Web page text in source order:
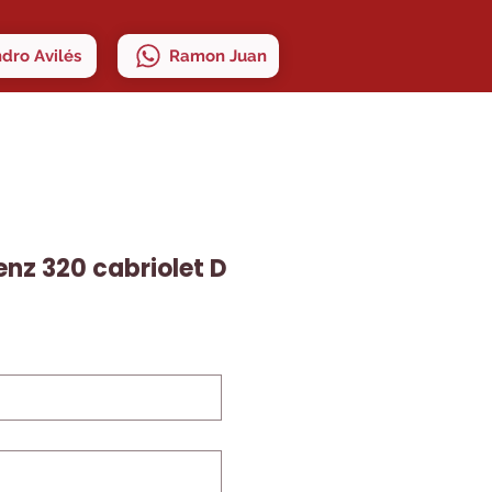
Avilés Ramon Juan
320 cabriolet D